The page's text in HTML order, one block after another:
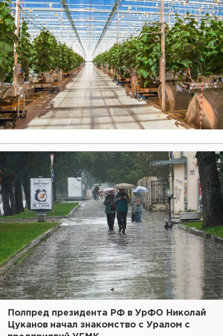
Полпред президента РФ в УрФО Николай
Цуканов начал знакомство с Уралом с